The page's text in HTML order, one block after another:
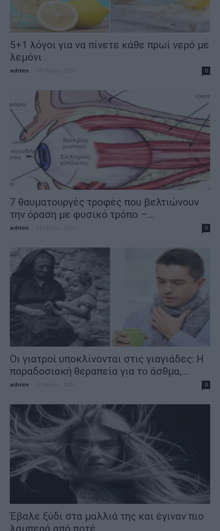
5+1 λόγοι για να πίνετε κάθε πρωί νερό με
λεμόνι
admin 0
7 θαυματουργές τροφές που βελτιώνουν
την όραση με φυσικό τρόπο –...
admin 0
Οι γιατροί υποκλίνονται στις γιαγιάδες: Η
παραδοσιακή θεραπεία για το άσθμα,...
admin 0
Έβαλε ξύδι στα μαλλιά της και έγιναν πιο
λαμπερά από ποτέ